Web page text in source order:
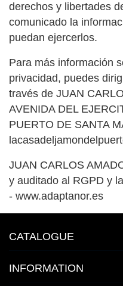
derechos y libertades
comunicado la
puedan ejercerlos.
Para más información
privacidad, puedes
través de JUAN
AVENIDA DEL
PUERTO DE SANTA
JUAN CARLOS
y auditado al RGPD y
- www.adaptanor.es
CATALOGUE
INFORMATION